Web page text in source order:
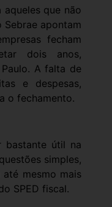
que não
apontam
fecham
dois anos,
A falta de
e despesas,
o fechamento.
bastante útil na
simples,
mesmo mais
SPED fiscal.